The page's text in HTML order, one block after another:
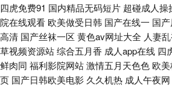
青草原福利网 综合色情国产 99色色伦 国产91在
妇TV 97亚洲天堂色色 久久伊人狼人 AV综合资
页大全 黄色九一小视频 日韩三级第一页 在线观
四虎免费91 国内精品无码短片 超碰成人操
院在线观看 欧美做受日韩 国产在线一 国
高清 国产丝袜一区 黄色av网址大全 人妻
草视频资源站综合五月香 成人app在线 四
鲜肉同 福利影院网站激情五月天色色 欧
页 国产日韩欧美电影 久久机热 成人午夜网